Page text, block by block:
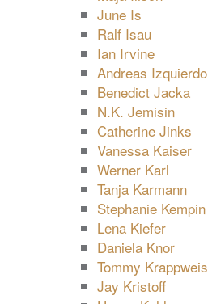
June Is
Ralf Isau
Ian Irvine
Andreas Izquierdo
Benedict Jacka
N.K. Jemisin
Catherine Jinks
Vanessa Kaiser
Werner Karl
Tanja Karmann
Stephanie Kempin
Lena Kiefer
Daniela Knor
Tommy Krappweis
Jay Kristoff